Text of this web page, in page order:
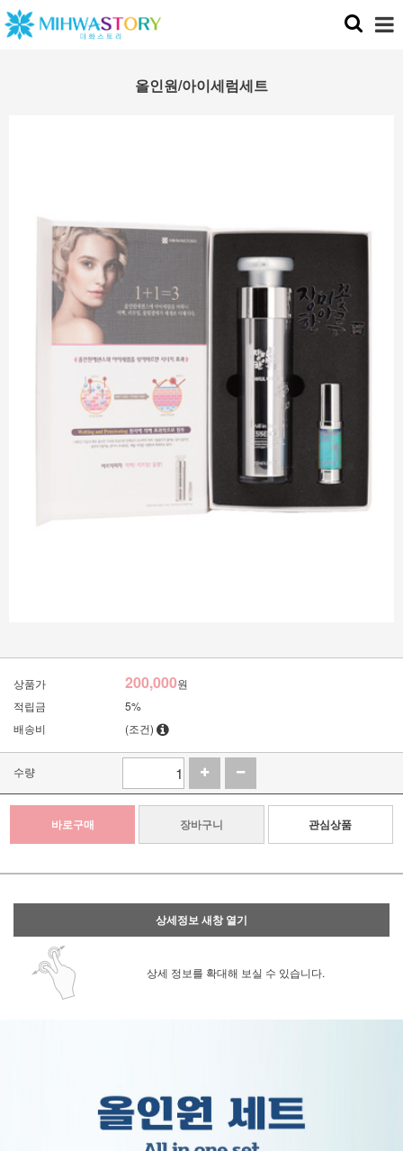
올인원/아이세럼세트
상품가 200,000원
적립금
5%
배송비
(조건)
수량
바로구매 장바구니 관심상품
상세정보 새창 열기
상세 정보를 확대해 보실 수 있습니다.